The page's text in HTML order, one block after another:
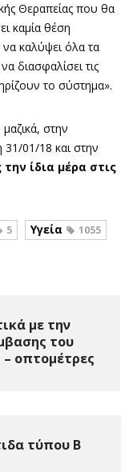
Θεραπείας που θα
καμία θέση
καλύψει όλα τα
διασφαλίσει τις
το σύστημα».
στην
31/01/18 και στην
ίδια μέρα στις
5 Υγεία 1055
με την
του
oπτομέτρες
τύπου Β